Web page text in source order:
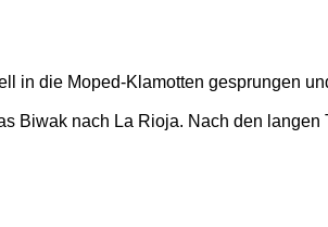
in die Moped-Klamotten gesprungen
Biwak nach La Rioja. Nach den langen